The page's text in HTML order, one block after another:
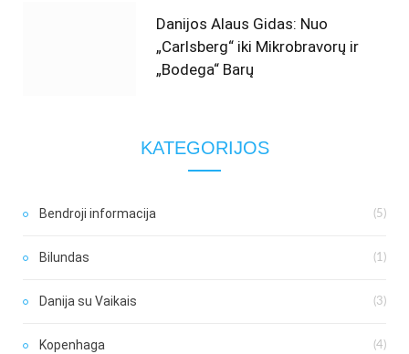
Danijos Alaus Gidas: Nuo
„Carlsberg“ iki Mikrobravorų ir
„Bodega“ Barų
KATEGORIJOS
Bendroji informacija (5)
Bilundas (1)
Danija su Vaikais (3)
Kopenhaga (4)